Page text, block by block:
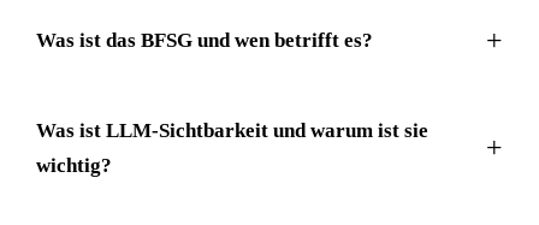
Was ist das BFSG und wen betrifft es?
Was ist LLM-Sichtbarkeit und warum ist sie
wichtig?